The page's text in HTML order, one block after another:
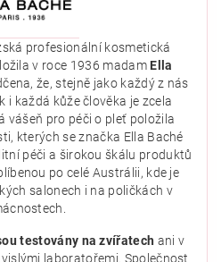
sezásadami ochrany
profesionální kosmetická
v roce 1936 madam Ella
že, stejně jako každý z nás
i každá kůže člověka je zcela
vášeň pro péči o pleť položila
kterých se značka Ella Baché
péči a širokou škálu produktů
po celé Austrálii, kde je
salonech i na poličkách v
testovány na zvířatech ani v
laboratořemi. Společnost